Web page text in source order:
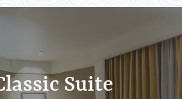
Suite
Suite